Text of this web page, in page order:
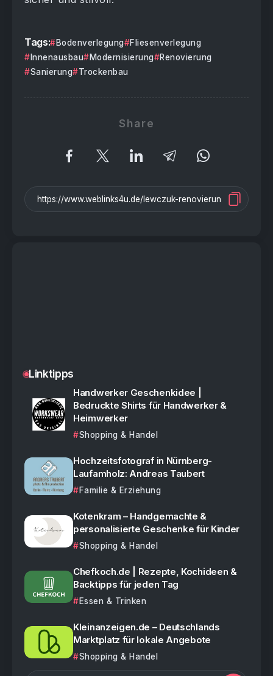
Tags: Bodenverlegung
Fliesenverlegung
Innenausbau
Modernisierung
Renovierung
Sanierung
Trockenbau
Share
Linktipps
Handwerker Geschenkidee |
Bedruckte Shirts für Handwerker &
Heimwerker
Shopping & Handel
Hochzeitsfotograf in Nürnberg-
Laufamholz: Andreas Taubert
Familie & Erziehung
Kotenkram – Handgemachte &
personalisierte Geschenke für Kinder
Shopping & Handel
Chefkoch.de | Rezepte, Kochideen &
Backtipps für jeden Tag
Essen & Trinken
Kleinanzeigen.de – Deutschlands
Marktplatz für lokale Angebote
Shopping & Handel